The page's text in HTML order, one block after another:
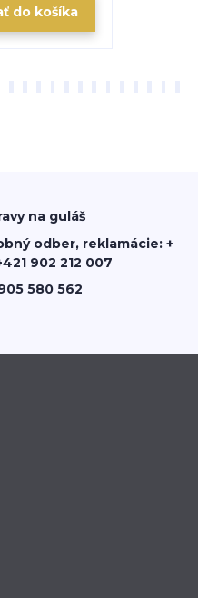
do košíka
na guláš
odber, reklamácie: +
902 212 007
580 562